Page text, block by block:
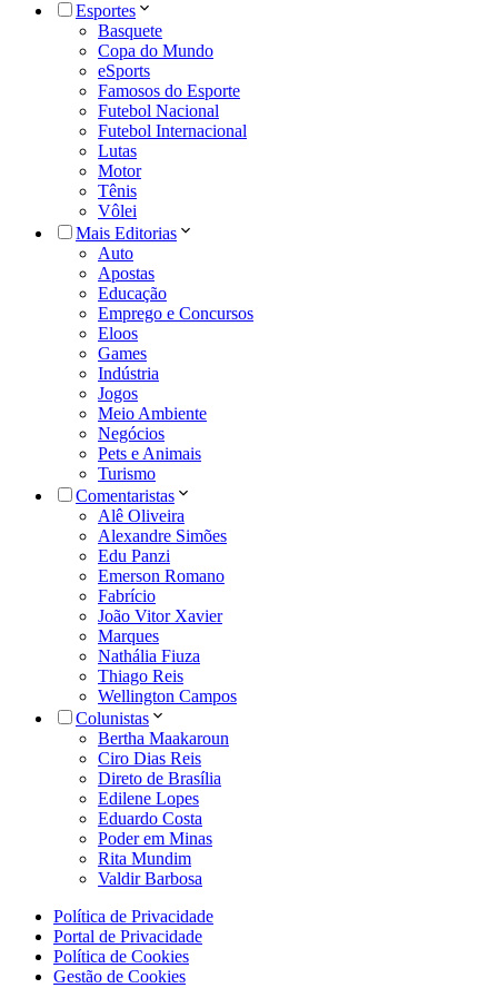
Esportes
Basquete
Copa do Mundo
eSports
Famosos do Esporte
Futebol Nacional
Futebol Internacional
Lutas
Motor
Tênis
Vôlei
Mais Editorias
Auto
Apostas
Educação
Emprego e Concursos
Eloos
Games
Indústria
Jogos
Meio Ambiente
Negócios
Pets e Animais
Turismo
Comentaristas
Alê Oliveira
Alexandre Simões
Edu Panzi
Emerson Romano
Fabrício
João Vitor Xavier
Marques
Nathália Fiuza
Thiago Reis
Wellington Campos
Colunistas
Bertha Maakaroun
Ciro Dias Reis
Direto de Brasília
Edilene Lopes
Eduardo Costa
Poder em Minas
Rita Mundim
Valdir Barbosa
Política de Privacidade
Portal de Privacidade
Política de Cookies
Gestão de Cookies